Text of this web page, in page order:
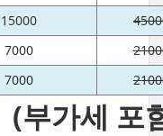
15000
7000
7000
(부가세 포